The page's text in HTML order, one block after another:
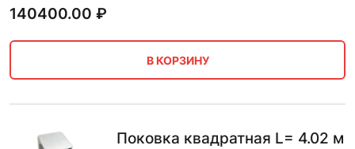
140400.00 ₽
В КОРЗИНУ
Поковка квадратная L= 4.02 м